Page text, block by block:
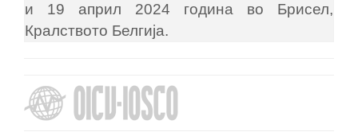
и 19 април 2024 година во Брисел,
Кралството Белгија.